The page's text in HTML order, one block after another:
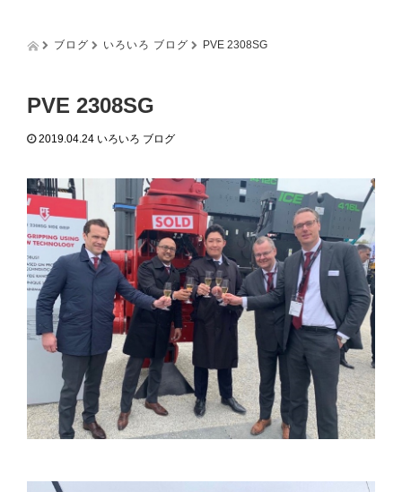
t
i
n
ブログ いろいろ ブログ PVE 2308SG
PVE 2308SG
2019.04.24 いろいろ ブログ